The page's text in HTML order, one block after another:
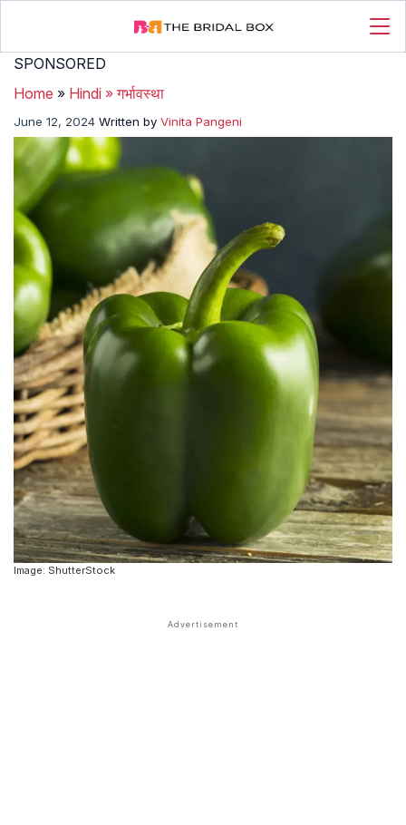
SPONSORED
Home » Hindi »गर्भावस्था
June 12, 2024 Written by Vinita Pangeni
Image: ShutterStock